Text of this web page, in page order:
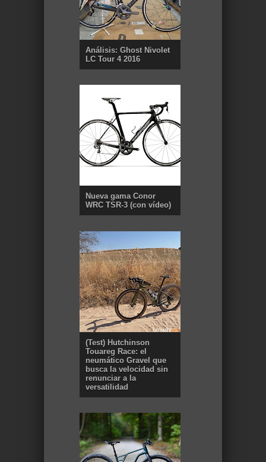
Análisis: Ghost Nivolet
LC Tour 4 2016
Nueva gama Conor
WRC TSR-3 (con vídeo)
(Test) Hutchinson
Touareg Race: el
neumático Gravel que
busca la velocidad sin
renunciar a la
versatilidad